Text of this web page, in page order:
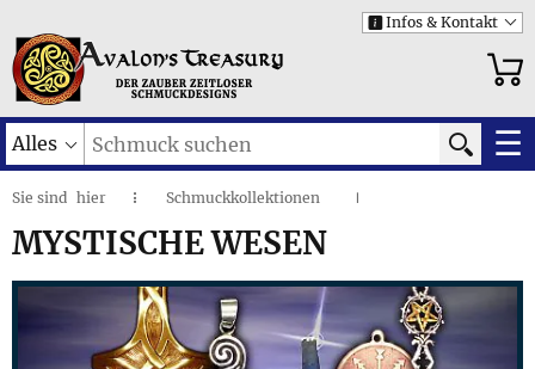
i Infos & Kontakt
Alles ☰
Sie sind hier ◌ Schmuckkollektionen I
MYSTISCHE WESEN